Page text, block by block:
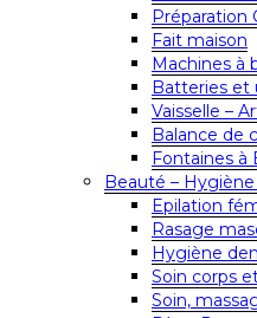
Préparation
Fait maison
Machines à
Batteries et
Vaisselle –
Balance de
Fontaines à
Beauté –
Epilation
Rasage
Hygiène
Soin corps
Soin,